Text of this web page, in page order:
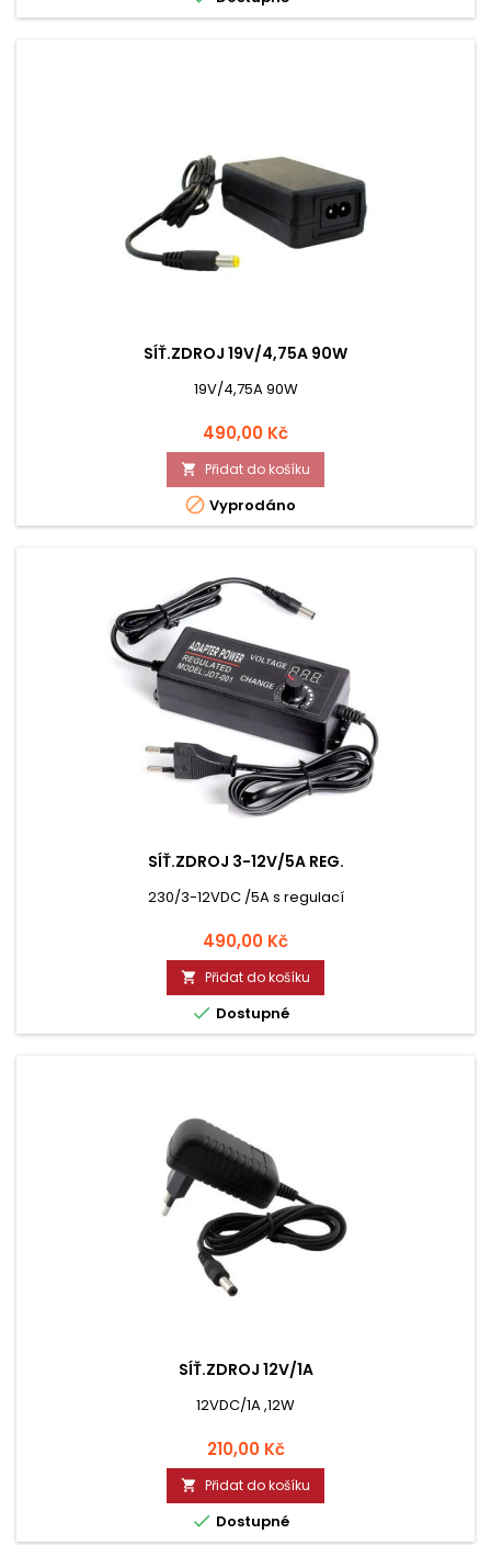
SÍŤ.ZDROJ 19V/4,75A 90W
19V/4,75A 90W
Cena
490,00 Kč
 Přidat do košíku
 Vyprodáno
SÍŤ.ZDROJ 3-12V/5A REG.
230/3-12VDC /5A s regulací
Cena
490,00 Kč
 Přidat do košíku
 Dostupné
SÍŤ.ZDROJ 12V/1A
12VDC/1A ,12W
Cena
210,00 Kč
 Přidat do košíku
 Dostupné